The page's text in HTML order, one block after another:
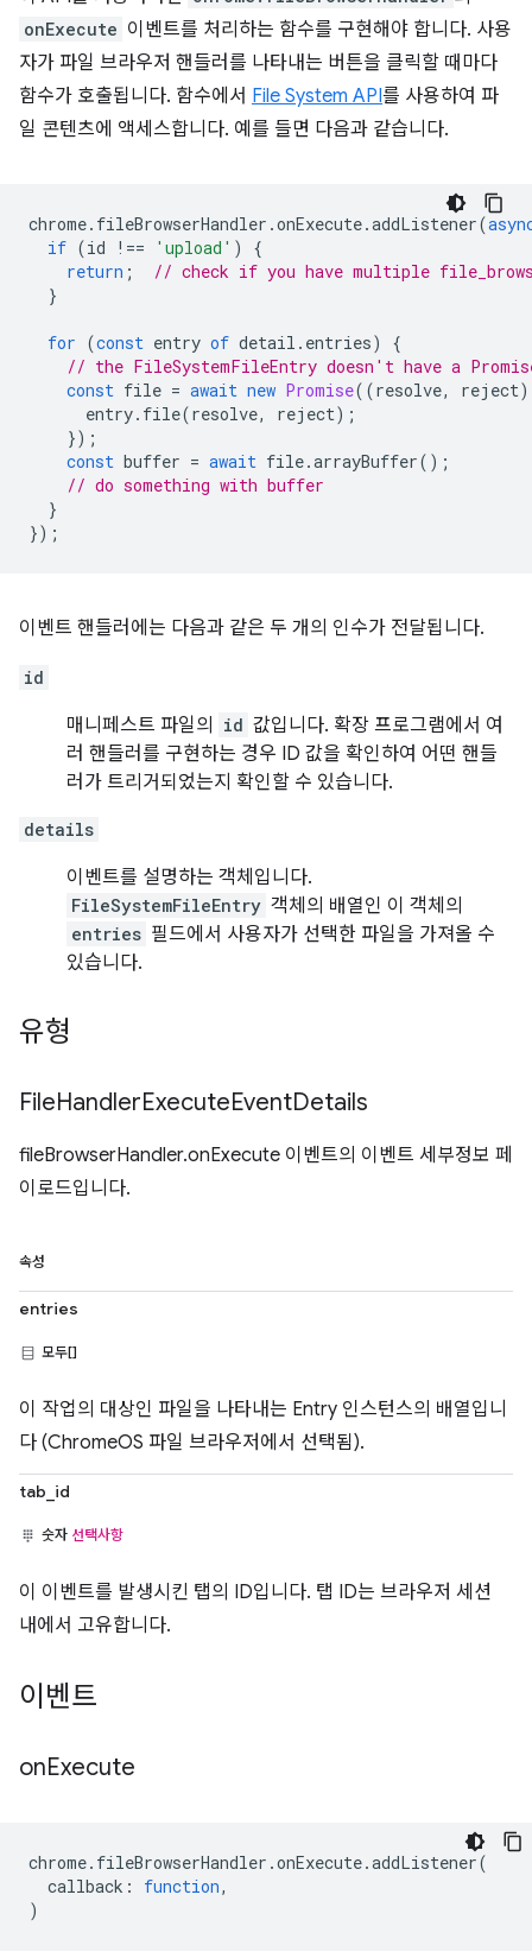
onExecute 이벤트를 처리하는 함수를 구현해야 합니다. 사용
자가 파일 브라우저 핸들러를 나타내는 버튼을 클릭할 때마다
함수가 호출됩니다. 함수에서 File System API를 사용하여 파
일 콘텐츠에 액세스합니다. 예를 들면 다음과 같습니다.
chrome. fileBrowserHandler .onExecute.addListener(
if (id !== 'upload' )
{
return ;
// check if you have multiple
}
for (const entry of detail . entries)
{
// the FileSystemFileEntry doesn't have a
const file = await new Promise((resolve, reject)
entry. file(resolve, reject);
});
const buffer = await file.arrayBuffer();
// do something with buffer
}
});
이벤트 핸들러에는 다음과 같은 두 개의 인수가 전달됩니다.
id
매니페스트 파일의 id 값입니다. 확장 프로그램에서 여
러 핸들러를 구현하는 경우 ID 값을 확인하여 어떤 핸들
러가 트리거되었는지 확인할 수 있습니다.
details
이벤트를 설명하는 객체입니다.
FileSystemFileEntry 객체의 배열인 이 객체의
entries 필드에서 사용자가 선택한 파일을 가져올 수
있습니다.
유형
FileHandlerExecuteEventDetails
fileBrowserHandler.onExecute 이벤트의 이벤트 세부정보 페
이로드입니다.
속성
entries
모두[]
이 작업의 대상인 파일을 나타내는 Entry 인스턴스의 배열입니
다 (ChromeOS 파일 브라우저에서 선택됨).
tab_id
숫자 선택사항
이 이벤트를 발생시킨 탭의 ID입니다. 탭 ID는 브라우저 세션
내에서 고유합니다.
이벤트
onExecute
chrome. fileBrowserHandler .onExecute.addListener(
callback : function,
)